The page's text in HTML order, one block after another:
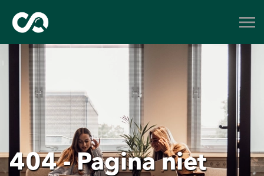
404 - Pagina niet